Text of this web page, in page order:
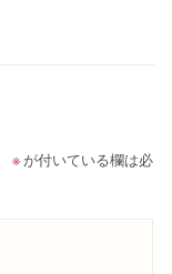
※ が付いている欄は必